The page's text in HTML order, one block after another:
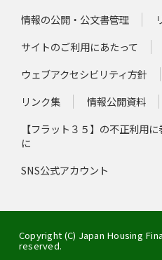
情報の公開・公文書管理
サイトのご利用にあたって
ウェブアクセシビリティ方針
リンク集
情報公開資料
【フラット３５】の不正利用
に
SNS公式アカウント
Copyright (C) Japan Housing
reserved.